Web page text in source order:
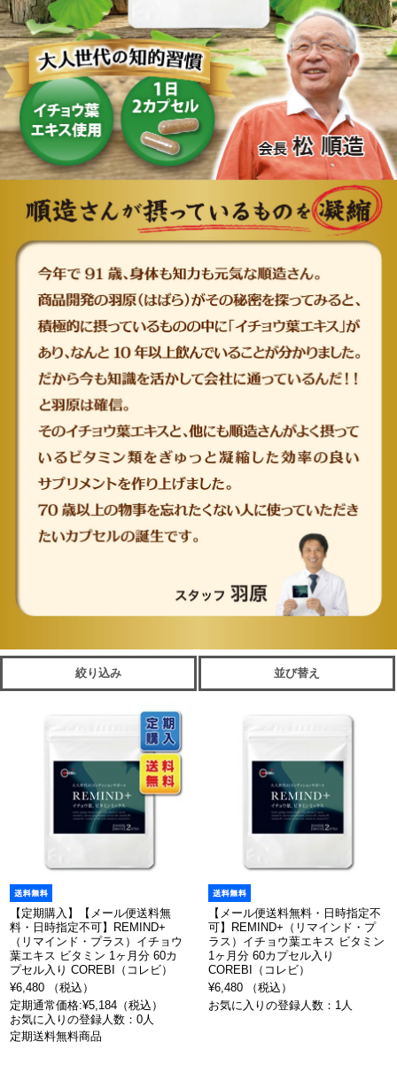
絞り込み 並び替え
【定期購入】【メール便送料無
料・日時指定不可】REMIND+
（リマインド・プラス）イチョウ
葉エキス ビタミン 1ヶ月分 60カ
プセル入り COREBI（コレビ）
¥6,480 （税込）
定期通常価格:¥5,184（税込）
お気に入りの登録人数：0人
定期送料無料商品
【メール便送料無料・日時指定不
可】REMIND+（リマインド・プ
ラス）イチョウ葉エキス ビタミン
1ヶ月分 60カプセル入り
COREBI（コレビ）
¥6,480 （税込）
お気に入りの登録人数：1人